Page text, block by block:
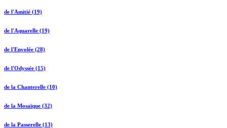
de l'Amitié (19)
de l'Aquarelle (19)
de l'Envolée (28)
de l'Odyssée (15)
de la Chanterelle (10)
de la Mosaïque (32)
de la Passerelle (13)